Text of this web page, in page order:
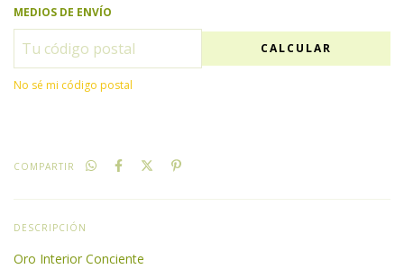
MEDIOS DE ENVÍO
CALCULAR
No sé mi código postal
COMPARTIR
DESCRIPCIÓN
Oro Interior Conciente